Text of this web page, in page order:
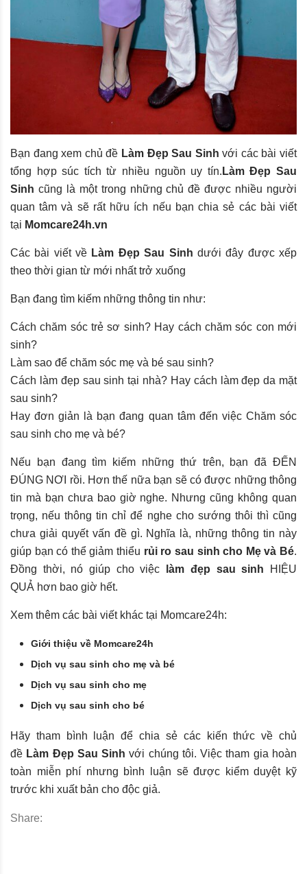
Bạn đang xem chủ đề Làm Đẹp Sau Sinh với các bài viết
tổng hợp súc tích từ nhiều nguồn uy tín. Làm Đẹp Sau
Sinh cũng là một trong những chủ đề được nhiều người
quan tâm và sẽ rất hữu ích nếu bạn chia sẻ các bài viết
tại Momcare24h.vn
Các bài viết về Làm Đẹp Sau Sinh dưới đây được xếp
theo thời gian từ mới nhất trở xuống
Bạn đang tìm kiếm những thông tin như:
Cách chăm sóc trẻ sơ sinh? Hay cách chăm sóc con mới
sinh?
Làm sao để chăm sóc mẹ và bé sau sinh?
Cách làm đẹp sau sinh tại nhà? Hay cách làm đẹp da mặt
sau sinh?
Hay đơn giản là bạn đang quan tâm đến việc Chăm sóc
sau sinh cho mẹ và bé?
Nếu bạn đang tìm kiếm những thứ trên, bạn đã ĐẾN
ĐÚNG NƠI rồi. Hơn thế nữa bạn sẽ có được những thông
tin mà bạn chưa bao giờ nghe. Nhưng cũng không quan
trọng, nếu thông tin chỉ để nghe cho sướng thôi thì cũng
chưa giải quyết vấn đề gì. Nghĩa là, những thông tin này
giúp bạn có thể giảm thiểu rủi ro sau sinh cho Mẹ và Bé.
Đồng thời, nó giúp cho việc
làm đẹp sau sinh HIỆU
QUẢ hơn bao giờ hết.
Xem thêm các bài viết khác tại Momcare24h:
Giới thiệu về Momcare24h
Dịch vụ sau sinh cho mẹ và bé
Dịch vụ sau sinh cho mẹ
Dịch vụ sau sinh cho bé
Hãy tham bình luận để chia sẻ các kiến thức về chủ
đề Làm Đẹp Sau Sinh với chúng tôi. Việc tham gia hoàn
toàn miễn phí nhưng bình luận sẽ được kiểm duyệt kỹ
trước khi xuất bản cho độc giả.
Share: